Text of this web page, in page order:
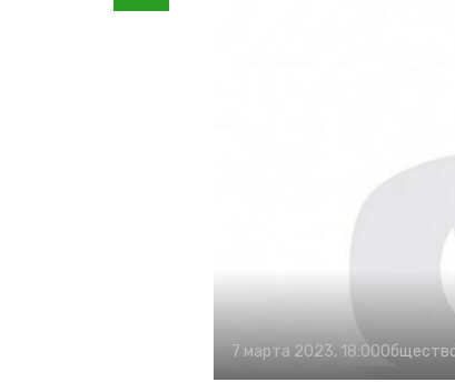
7 марта 2023, 18:00